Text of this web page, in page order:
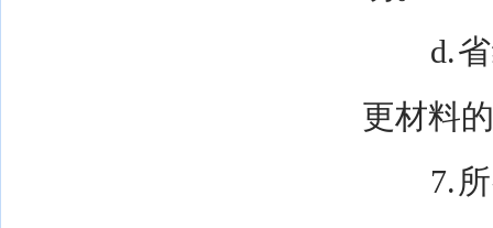
d.省级
更材料
7.所有